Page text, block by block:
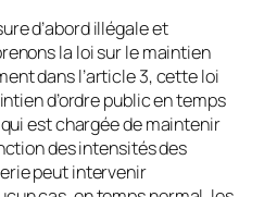
d’abord illégale et
la loi sur le maintien
dans l’article 3, cette loi
d’ordre public en temps
est chargée de maintenir
des intensités des
peut intervenir